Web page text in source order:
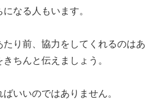
なる人もいます。
り前、協力をしてくれるのはあ
ちんと伝えましょう。
いいのではありません。